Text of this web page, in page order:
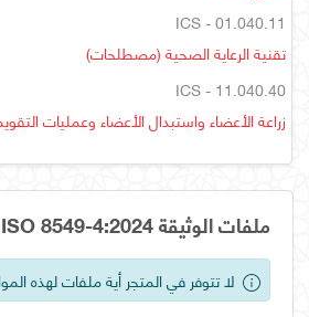
ICS - 01.040.11
تقنية الرعاية الصحية (مصطلحات)
ICS - 11.040.40
زراعة الأعضاء واستبدال الأعضاء وعمليات
ملفات الوثيقة GSO ISO 8549-4:2024
لا تتوفر في المتجر أية ملفات لهذه